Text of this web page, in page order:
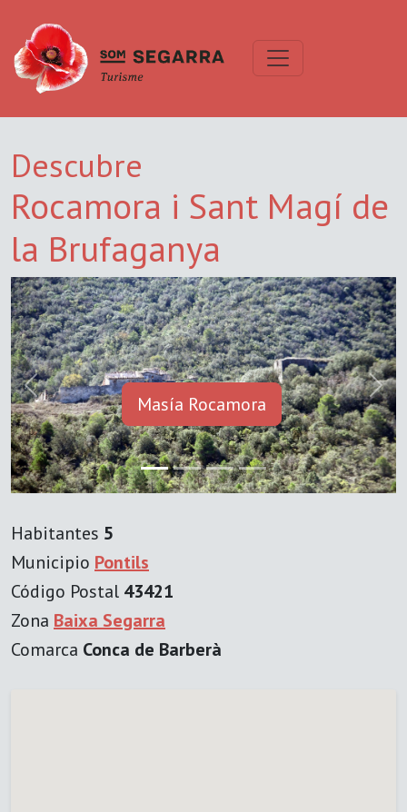
Descubre
Rocamora i Sant Magí de
la Brufaganya
Masía Rocamora
Previous Next
Habitantes 5
Municipio Pontils
Código Postal 43421
Zona Baixa Segarra
Comarca Conca de Barberà